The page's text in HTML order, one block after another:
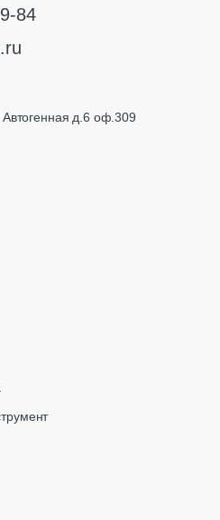
84
Автогенная д.6 оф.309